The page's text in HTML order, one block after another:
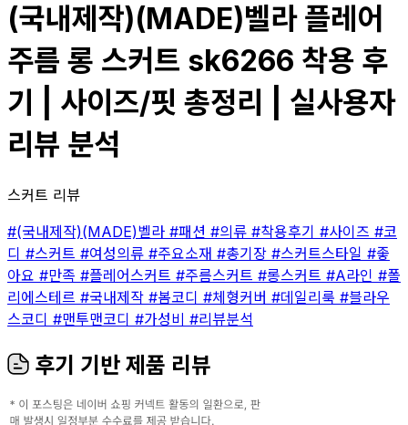
(국내제작)(MADE)벨라 플레어
주름 롱 스커트 sk6266 착용 후
기 | 사이즈/핏 총정리 | 실사용자
리뷰 분석
스커트 리뷰
#(국내제작)(MADE)벨라 #패션 #의류 #착용후기 #사이즈 #코
디 #스커트 #여성의류 #주요소재 #총기장 #스커트스타일 #좋
아요 #만족 #플레어스커트 #주름스커트 #롱스커트 #A라인 #폴
리에스테르 #국내제작 #봄코디 #체형커버 #데일리룩 #블라우
스코디 #맨투맨코디 #가성비 #리뷰분석
후기 기반 제품 리뷰